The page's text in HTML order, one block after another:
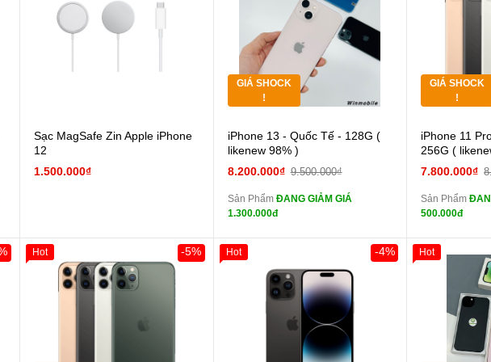
các Phụ Kiện Khác
các Phụ Kiện
Sạc MagSafe Zin Apple iPhone
12
1.500.000₫
GIÁ SHOCK
!
Tặng
Cường lực 10D full
màn
tai nghe iPhone 6S
Pin dự phòng và
các Phụ Kiện Khác
iPhone 13 - Quốc Tế - 128G (
likenew 98% )
8.200.000₫ 9.500.000₫
Sản Phẩm ĐANG GIẢM GIÁ
1.300.000đ
GIÁ SHOCK
!
màn
các Phụ Kiện
iPhone 11
256G (
7.800.000₫
Sản Phẩm
500.000đ
Giảm 100.000đ
Khách Hàng
Thân Thiết
-5%
Hot -4%
Hot
Giảm
Tặng
Hot